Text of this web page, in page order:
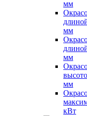
мм
мм
мм
мм
кВт